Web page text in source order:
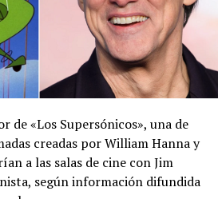
de «Los Supersónicos», una de
creadas por William Hanna y
a las salas de cine con Jim
según información difundida